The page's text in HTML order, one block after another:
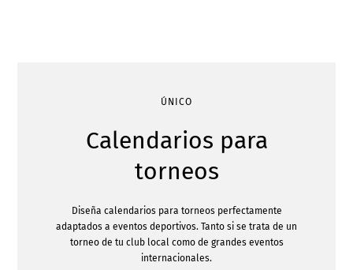
ÚNICO
Calendarios para
torneos
Diseña calendarios para torneos perfectamente
adaptados a eventos deportivos. Tanto si se trata de un
torneo de tu club local como de grandes eventos
internacionales.